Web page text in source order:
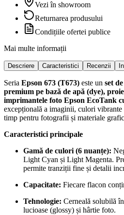
Vezi în showroom
Returnarea produsului
Condițiile ofertei publice
Mai multe informații
Descriere Caracteristici Recenzii
Seria Epson 673 (T673) este un set
premium pe bază de apă (dye),
imprimantele foto Epson EcoTank
excepțională a imaginii, culori vibrante
timp pentru fotografii și materiale
Caracteristici principale
Gamă de culori (6 nuanțe):
Light Cyan și Light Magenta.
permite tranziții fine și detalii
Capacitate: Fiecare flacon
Tehnologie: Cerneală solubilă
lucioase (glossy) și hârtie foto.